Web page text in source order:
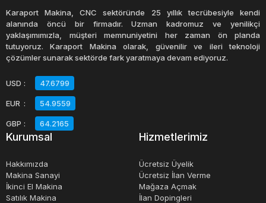
işlemlerin otomatikleştirilmesine rağmen, ürünlerin elle
yerleştirilmesi gerektirir. Bu sayede, operatörlerin üretim
sürecinde daha fazla kontrolü olur.
Paketleme makineleri
Öncelikle, bu makineler ürünleri hızlı ve tutarlı bir şekilde
paketleyerek üretim sürecinde zaman tasarrufu sağlar.
Ayrıca, bu makinelerin kullanımı işgücü maliyetlerini
Paketleme makineleri, çeşitli paketleme malzemeleri için
Karaport Makina, CNC sektöründe 25 yıllık tecrübesiyle kendi
alanında öncü bir firmadır. Uzman kadromuz ve yenilikçi
yaklaşımımızla, müşteri memnuniyetini her zaman ön planda
tutuyoruz. Karaport Makina olarak, güvenilir ve ileri teknoloji
çözümler sunarak sektörde fark yaratmaya devam ediyoruz.
USD : 47.6799
EUR : 54.9559
GBP : 64.2165
Kurumsal
Hakkımızda
Makina Sanayi
İkinci El Makina
Satılık Makina
Hizmetlerimiz
Ücretsiz Üyelik
Ücretsiz İlan Verme
Mağaza Açmak
İlan Dopingleri